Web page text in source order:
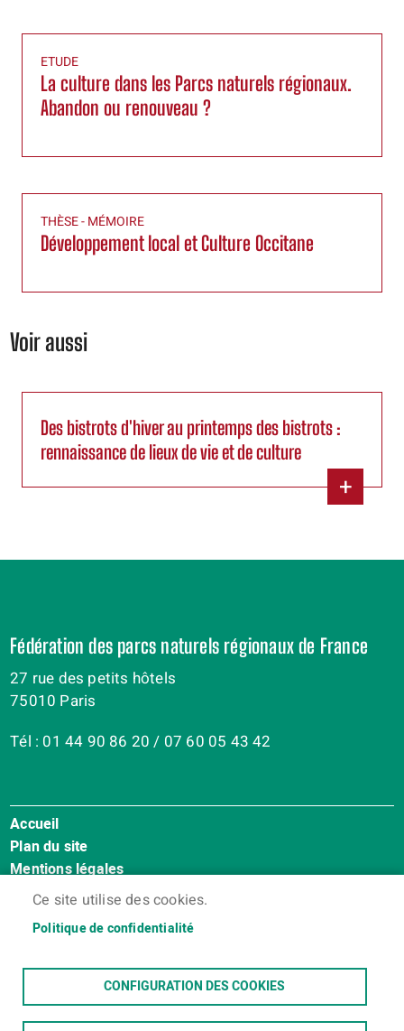
ETUDE
La culture dans les Parcs naturels régionaux.
Abandon ou renouveau ?
THÈSE - MÉMOIRE
Développement local et Culture Occitane
Voir aussi
Des bistrots d'hiver au printemps des bistrots :
rennaissance de lieux de vie et de culture
+
Ce site utilise des cookies.
Politique de confidentialité
CONFIGURATION DES COOKIES
Fédération des parcs naturels régionaux de France
27 rue des petits hôtels
75010 Paris
Tél : 01 44 90 86 20 / 07 60 05 43 42
Menu
Pied
de
page
Accueil
Plan du site
Mentions légales
Accessibilité : Non conforme
Contact